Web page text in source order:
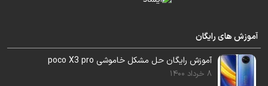
میباشد.
آموزش های رایگان
آموزش رایگان حل مشکل خاموشی poco X3 pro
8 خرداد 1400